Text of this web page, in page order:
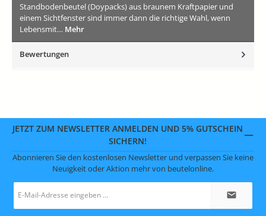
Standbodenbeutel (Doypacks) aus braunem Kraftpapier und
einem Sichtfenster sind immer dann die richtige Wahl, wenn
Lebensmit… Mehr
Bewertungen
JETZT ZUM NEWSLETTER ANMELDEN UND 5% GUTSCHEIN
SICHERN!
Abonnieren Sie den kostenlosen Newsletter und verpassen Sie keine
Neuigkeit oder Aktion mehr von beutelonline.
Mail-